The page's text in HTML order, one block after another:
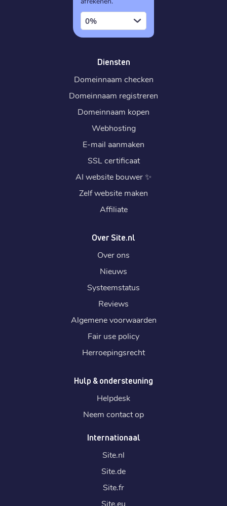
0%
Diensten
Domeinnaam checken
Domeinnaam registreren
Domeinnaam kopen
Webhosting
E-mail aanmaken
SSL certificaat
AI website bouwer✨
Zelf website maken
Affiliate
Over Site.nl
Over ons
Nieuws
Systeemstatus
Reviews
Algemene voorwaarden
Fair use policy
Herroepingsrecht
Hulp & ondersteuning
Helpdesk
Neem contact op
Internationaal
Site.nl
Site.de
Site.fr
Site.eu